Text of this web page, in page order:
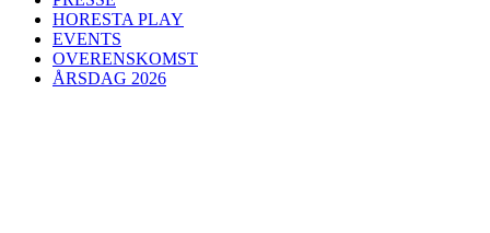
HORESTA PLAY
EVENTS
OVERENSKOMST
ÅRSDAG 2026